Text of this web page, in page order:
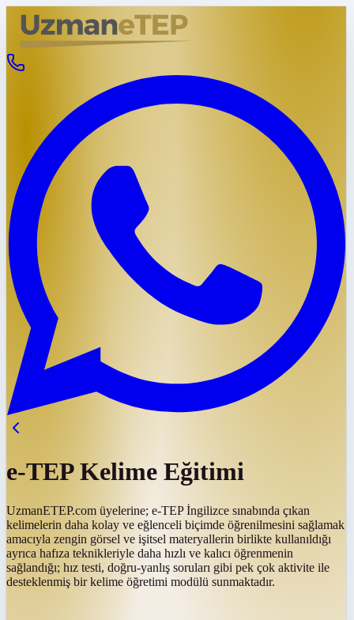
e-TEP Kelime Eğitimi
UzmanETEP.com üyelerine; e-TEP İngilizce sınabında çıkan
kelimelerin daha kolay ve eğlenceli biçimde öğrenilmesini sağlamak
amacıyla zengin görsel ve işitsel materyallerin birlikte kullanıldığı
ayrıca hafıza teknikleriyle daha hızlı ve kalıcı öğrenmenin
sağlandığı; hız testi, doğru-yanlış soruları gibi pek çok aktivite ile
desteklenmiş bir kelime öğretimi modülü sunmaktadır.